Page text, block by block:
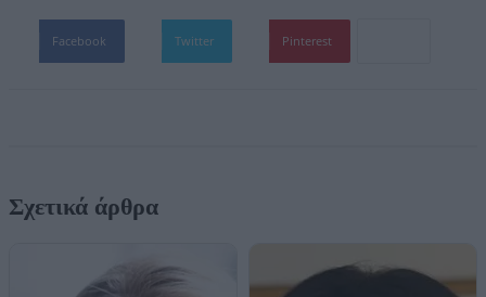
Facebook Twitter Pinterest
Σχετικά άρθρα